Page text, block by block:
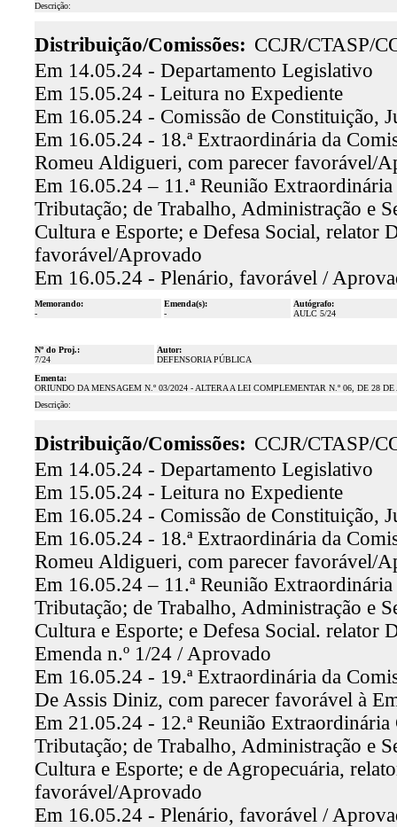
Descrição:
Distribuição/Comissões: CCJR/CTASP/
Em 14.05.24 - Departamento Legislativo
Em 15.05.24 - Leitura no Expediente
Em 16.05.24 - Comissão de Constituição,
Em 16.05.24 - 18.ª Extraordinária da
Romeu Aldigueri, com parecer favorável/
Em 16.05.24 – 11.ª Reunião
Tributação; de Trabalho, Administração e
Cultura e Esporte; e Defesa Social, relator
favorável/Aprovado
Em 16.05.24 - Plenário, favorável /
Memorando:
-
Emenda(s):
-
Autógrafo:
AULC 5/24
Nº do Proj.:
7/24
Autor:
DEFENSORIA PÚBLICA
Ementa:
ORIUNDO DA MENSAGEM N.º 03/2024 - ALTERA A LEI COMPLEMENTAR N.º 06, DE 28
Descrição:
Distribuição/Comissões: CCJR/CTASP/
Em 14.05.24 - Departamento Legislativo
Em 15.05.24 - Leitura no Expediente
Em 16.05.24 - Comissão de Constituição,
Em 16.05.24 - 18.ª Extraordinária da
Romeu Aldigueri, com parecer favorável/
Em 16.05.24 – 11.ª Reunião
Tributação; de Trabalho, Administração e
Cultura e Esporte; e Defesa Social. relator
Emenda n.º 1/24 / Aprovado
Em 16.05.24 - 19.ª Extraordinária da
De Assis Diniz, com parecer favorável à
Em 21.05.24 - 12.ª Reunião Extraordinária
Tributação; de Trabalho, Administração e
Cultura e Esporte; e de Agropecuária,
favorável/Aprovado
Em 16.05.24 - Plenário, favorável /